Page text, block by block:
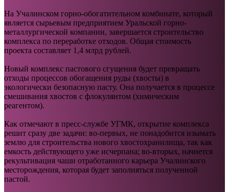
На Учалинском горно-обогатительном комбинате, который
является сырьевым предприятием Уральской горно-
металлургической компании, завершается строительство
комплекса по переработке отходов. Общая стоимость
проекта составляет 1,4 млрд рублей.
Новый комплекс пастового сгущения будет превращать
отходы процессов обогащения руды (хвосты) в
экологически безопасную пасту. Она получается в процессе
смешивания хвостов с флокулянтом (химическим
реагентом).
Как отмечают в пресс-службе УГМК, открытие комплекса
решит сразу две задачи: во-первых, не понадобится изымать
землю для строительства нового хвостохранилища, так как
емкость действующего уже исчерпана; во-вторых, начнется
рекультивация чаши отработанного карьера Учалинского
месторождения, которая будет заполняться полученной
пастой.